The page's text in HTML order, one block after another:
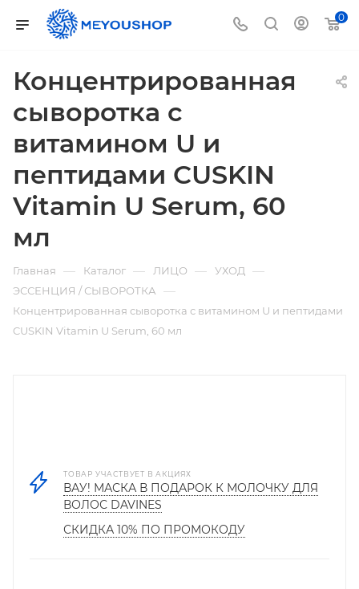
0
Концентрированная
сыворотка с
витамином U и
пептидами CUSKIN
Vitamin U Serum, 60
мл
Главная — Каталог — ЛИЦО — УХОД —
ЭССЕНЦИЯ / СЫВОРОТКА —
Концентрированная сыворотка с витамином U и пептидами
CUSKIN Vitamin U Serum, 60 мл
ТОВАР УЧАСТВУЕТ В АКЦИЯХ
ВАУ! МАСКА В ПОДАРОК К МОЛОЧКУ ДЛЯ
ВОЛОС DAVINES
СКИДКА 10% ПО ПРОМОКОДУ